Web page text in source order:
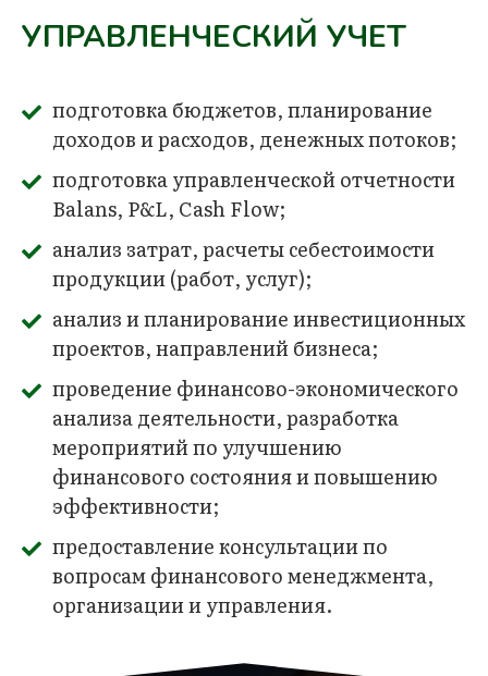
УПРАВЛЕНЧЕСКИЙ УЧЕТ
подготовка бюджетов, планирование
доходов и расходов, денежных потоков;
подготовка управленческой отчетности
Balans, P&L, Cash Flow;
анализ затрат, расчеты себестоимости
продукции (работ, услуг);
анализ и планирование инвестиционных
проектов, направлений бизнеса;
проведение финансово-экономического
анализа деятельности, разработка
мероприятий по улучшению
финансового состояния и повышению
эффективности;
предоставление консультации по
вопросам финансового менеджмента,
организации и управления.